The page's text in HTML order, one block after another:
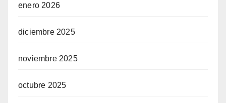
enero 2026
diciembre 2025
noviembre 2025
octubre 2025